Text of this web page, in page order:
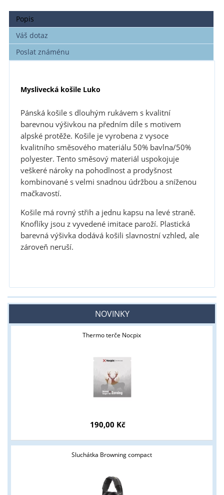
Popis
Váš dotaz
Poslat známénu
Myslivecká košile Luko
Pánská košile s dlouhým rukávem s kvalitní
barevnou výšivkou na předním díle s motivem
alpské protěže. Košile je vyrobena z vysoce
kvalitního směsového materiálu 50% bavlna/50%
polyester. Tento směsový materiál uspokojuje
veškeré nároky na pohodlnost a prodyšnost
kombinované s velmi snadnou údržbou a sníženou
mačkavostí.
Košile má rovný střih a jednu kapsu na levé straně.
Knoflíky jsou z vyvedené imitace paroží. Plastická
barevná výšivka dodává košili slavnostní vzhled, ale
zároveň neruší.
NOVINKY
Thermo terče Nocpix
190,00 Kč
Sluchátka Browning compact